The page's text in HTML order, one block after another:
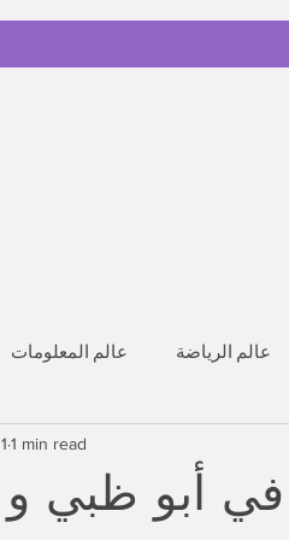
عالم المعلومات عالم الرياضة
أبو ظبي و
1 min read